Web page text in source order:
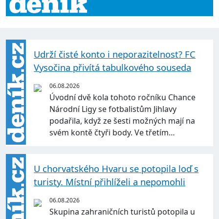
Udrží čisté konto i neporazitelnost? FC
Vysočina přivítá tabulkového souseda
06.08.2026
Úvodní dvě kola tohoto ročníku Chance
Národní Ligy se fotbalistům Jihlavy
podařila, když ze šesti možných mají na
svém kontě čtyři body. Ve třetím…
U chorvatského Hvaru se potopila loď s
turisty. Místní přihlíželi a nepomohli
06.08.2026
Skupina zahraničních turistů potopila u